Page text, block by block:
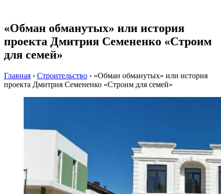
«Обман обманутых» или история
проекта Дмитрия Семененко «Строим
для семей»
Главная › Строительство › «Обман обманутых» или история
проекта Дмитрия Семененко «Строим для семей»